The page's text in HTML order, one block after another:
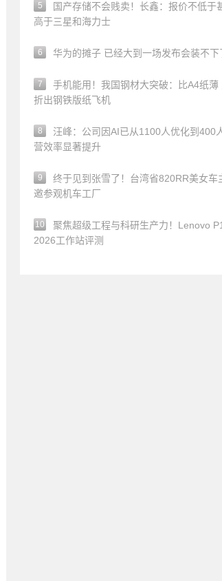
5
国产存储不会贱卖！长鑫：报价不低于
高于三星和海力士
6 华为的摊子 已经大到一场发布会装不下
7
手机能用！我国钢材大突破：比A4纸薄
折出钢铁版纸飞机
8
汪峰：公司因AI已从1100人优化到400
营效率显著提升
9
终于见到张雪了！台湾省820RR美女车
邀参观机车工厂
10
聚焦超级工程与科研生产力！Lenovo
2026工作站评测